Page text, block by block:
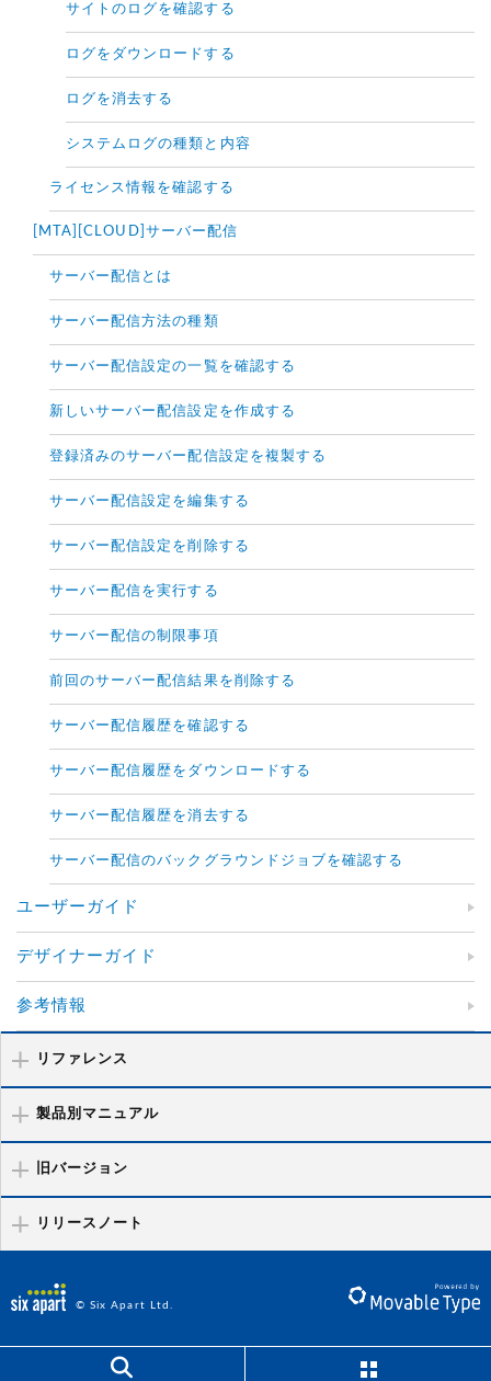
サイトのログを確認する
ログをダウンロードする
ログを消去する
システムログの種類と内容
ライセンス情報を確認する
[MTA][CLOUD]サーバー配信
サーバー配信とは
サーバー配信方法の種類
サーバー配信設定の一覧を確認する
新しいサーバー配信設定を作成する
登録済みのサーバー配信設定を複製する
サーバー配信設定を編集する
サーバー配信設定を削除する
サーバー配信を実行する
サーバー配信の制限事項
前回のサーバー配信結果を削除する
サーバー配信履歴を確認する
サーバー配信履歴をダウンロードする
サーバー配信履歴を消去する
サーバー配信のバックグラウンドジョブを確認する
ユーザーガイド
デザイナーガイド
参考情報
リファレンス
製品別マニュアル
旧バージョン
リリースノート
© Six Apart Ltd.